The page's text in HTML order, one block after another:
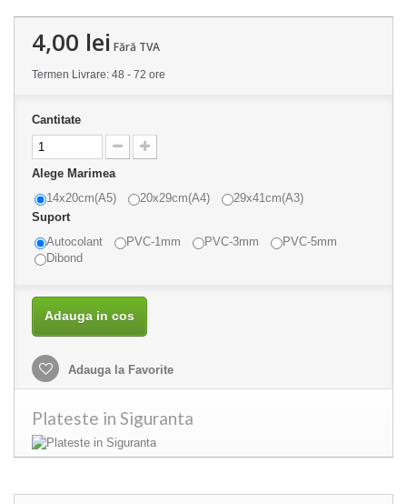
4,00 lei Fără TVA
Termen Livrare: 48 - 72 ore
Cantitate
Alege Marimea
14x20cm(A5)
20x29cm(A4)
29x41cm(A3)
Suport
Autocolant
PVC-1mm PVC-3mm
PVC-5mm
Dibond
Adauga in cos
Adauga la Favorite
Plateste in Siguranta